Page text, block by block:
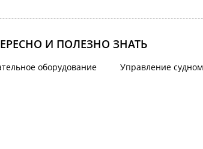
И ПОЛЕЗНО ЗНАТЬ
оборудование Управление судном